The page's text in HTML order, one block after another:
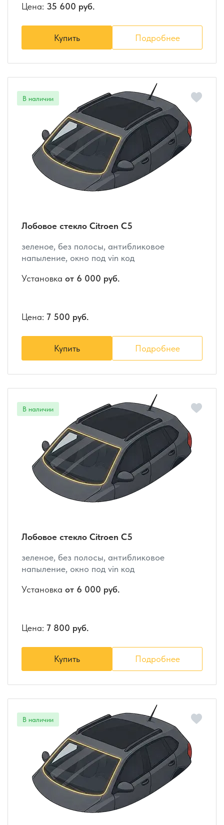
Цена: 35 600 руб.
Купить Подробнее
Лобовое стекло Citroen C5
зеленое, без полосы, антибликовое
напыление, окно под vin код
Установка от 6 000 руб.
Цена: 7 500 руб.
Купить Подробнее
Лобовое стекло Citroen C5
зеленое, без полосы, антибликовое
напыление, окно под vin код
Установка от 6 000 руб.
Цена: 7 800 руб.
Купить Подробнее